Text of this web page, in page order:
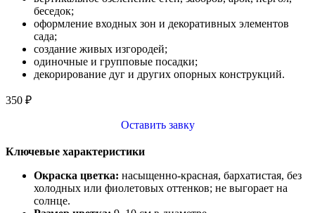
беседок;
оформление входных зон и декоративных элементов
сада;
создание живых изгородей;
одиночные и групповые посадки;
декорирование дуг и других опорных конструкций.
350 ₽
Оставить завку
Ключевые характеристики
Окраска цветка: насыщенно‑красная, бархатистая, без
холодных или фиолетовых оттенков; не выгорает на
солнце.